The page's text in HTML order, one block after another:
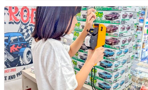
数
ス
ト
数
ね
数